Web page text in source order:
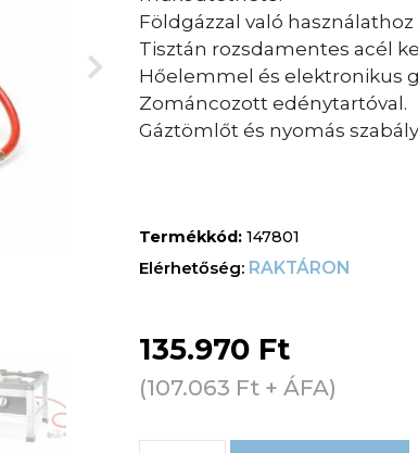
Földgázzal való
Tisztán rozsdamentes acél
Hőelemmel és elektronikus
Zománcozott edénytartóval.
Gáztömlőt és nyomás
Termékkód: 147801
RAKTÁRON
135.970 Ft
(107.063 Ft + ÁFA)